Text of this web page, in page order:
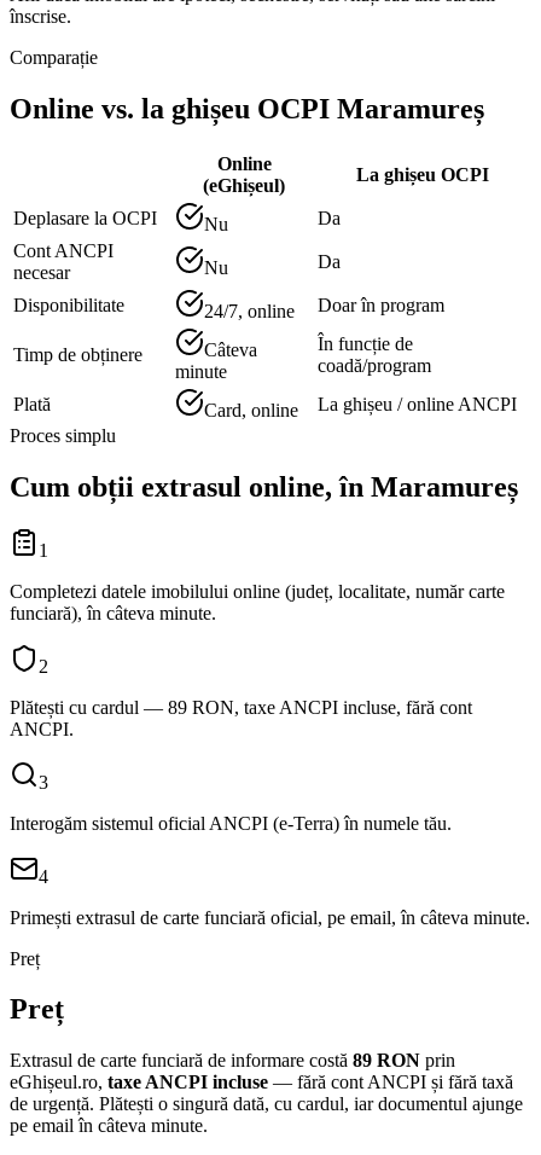
înscrise.
Comparație
Online vs. la ghișeu OCPI Maramureș
Online
(eGhișeul)
La ghișeu OCPI
Deplasare la OCPI Nu
Da
Cont ANCPI
necesar
Nu Da
Disponibilitate 24/7, online Doar în program
Timp de obținere
Câteva
minute
În funcție de
coadă/program
Plată
Card, online
La ghișeu / online ANCPI
Proces simplu
Cum obții extrasul online, în Maramureș
1
Completezi datele imobilului online (județ, localitate, număr carte
funciară), în câteva minute.
2
Plătești cu cardul — 89 RON, taxe ANCPI incluse, fără cont
ANCPI.
3
Interogăm sistemul oficial ANCPI (e-Terra) în numele tău.
4
Primești extrasul de carte funciară oficial, pe email, în câteva minute.
Preț
Preț
Extrasul de carte funciară de informare costă 89 RON prin
eGhișeul.ro, taxe ANCPI incluse — fără cont ANCPI și fără taxă
de urgență. Plătești o singură dată, cu cardul, iar documentul ajunge
pe email în câteva minute.